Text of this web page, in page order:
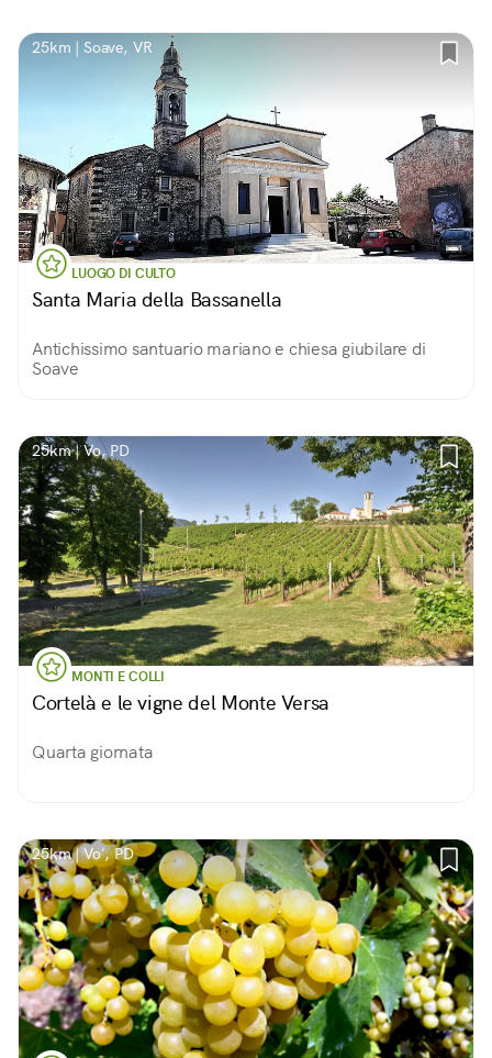
25km | Soave, VR
LUOGO DI CULTO
Santa Maria della Bassanella
Antichissimo santuario mariano e chiesa giubilare di
Soave
25km | Vo, PD
MONTI E COLLI
Cortelà e le vigne del Monte Versa
Quarta giornata
25km | Vo', PD